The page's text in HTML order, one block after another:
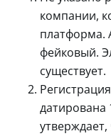
компании,
платформа.
фейковый.
существует.
датирована
утверждает,